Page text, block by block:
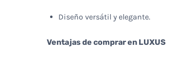
Diseño versátil y elegante.
Ventajas de comprar en LUXUS